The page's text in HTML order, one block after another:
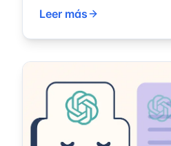
Leer más